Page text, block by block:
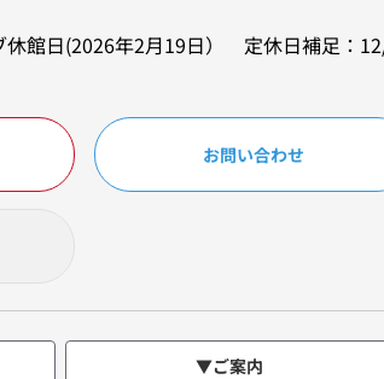
休館日(2026年2月19日） 定休日補足：
お問い合わせ
▼ご案内